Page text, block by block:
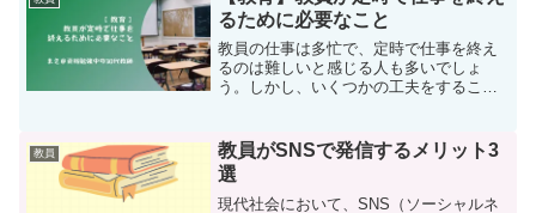
ます。1. 旅行と新たな文...
るために必要なこと
教員の仕事は多忙で、定時で仕事を終え
るのは難しいと感じる人も多いでしょ
う。しかし、いくつかの工夫をすること
を作成毎日のタスクを書き出し、優先順
位をつけましょう。重...
教員
教員がSNSで発信するメリット3
選
現代社会において、SNS（ソーシャルネ